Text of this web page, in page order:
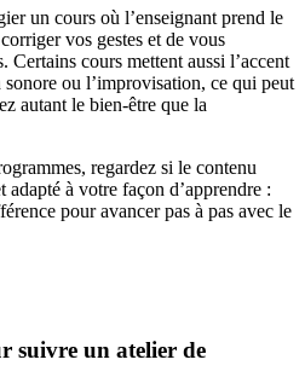
un cours où l’enseignant prend le
vos gestes et de vous
Certains cours mettent aussi l’accent
ou l’improvisation, ce qui peut
autant le bien-être que la
regardez si le contenu
à votre façon d’apprendre :
pour avancer pas à pas avec le
suivre un atelier de